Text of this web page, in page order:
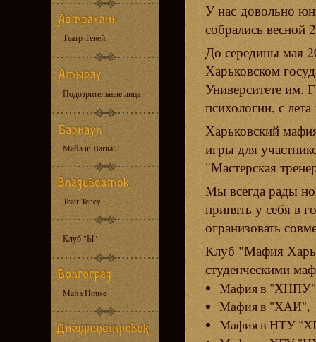
Театр Теней
Подозрительные лица
Mafia in Barnaul
Teatr Teney
Клуб "Ы"
Mafia House
У нас довольно
собрались весной
До середины мая
Харьковском
Университете им.
психологии, с
Харьковский
игры для
"Мастерская
Мы всегда рады
принять у себя в
огранизовать
Клуб "Мафия
студенческими
Мафия в
Мафия в "ХАИ",
Мафия в НТУ